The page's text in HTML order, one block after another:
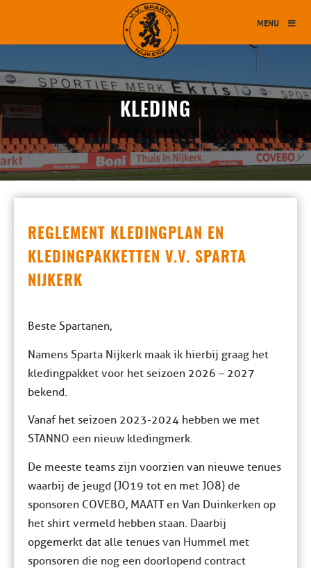
MENU
KLEDING
REGLEMENT KLEDINGPLAN EN
KLEDINGPAKKETTEN V.V. SPARTA
NIJKERK
Beste Spartanen,
Namens Sparta Nijkerk maak ik hierbij graag het
kledingpakket voor het seizoen 2026 – 2027
bekend.
Vanaf het seizoen 2023-2024 hebben we met
STANNO een nieuw kledingmerk.
De meeste teams zijn voorzien van nieuwe tenues
waarbij de jeugd (JO19 tot en met JO8) de
sponsoren COVEBO, MAATT en Van Duinkerken op
het shirt vermeld hebben staan. Daarbij
opgemerkt dat alle tenues van Hummel met
sponsoren die nog een doorlopend contract